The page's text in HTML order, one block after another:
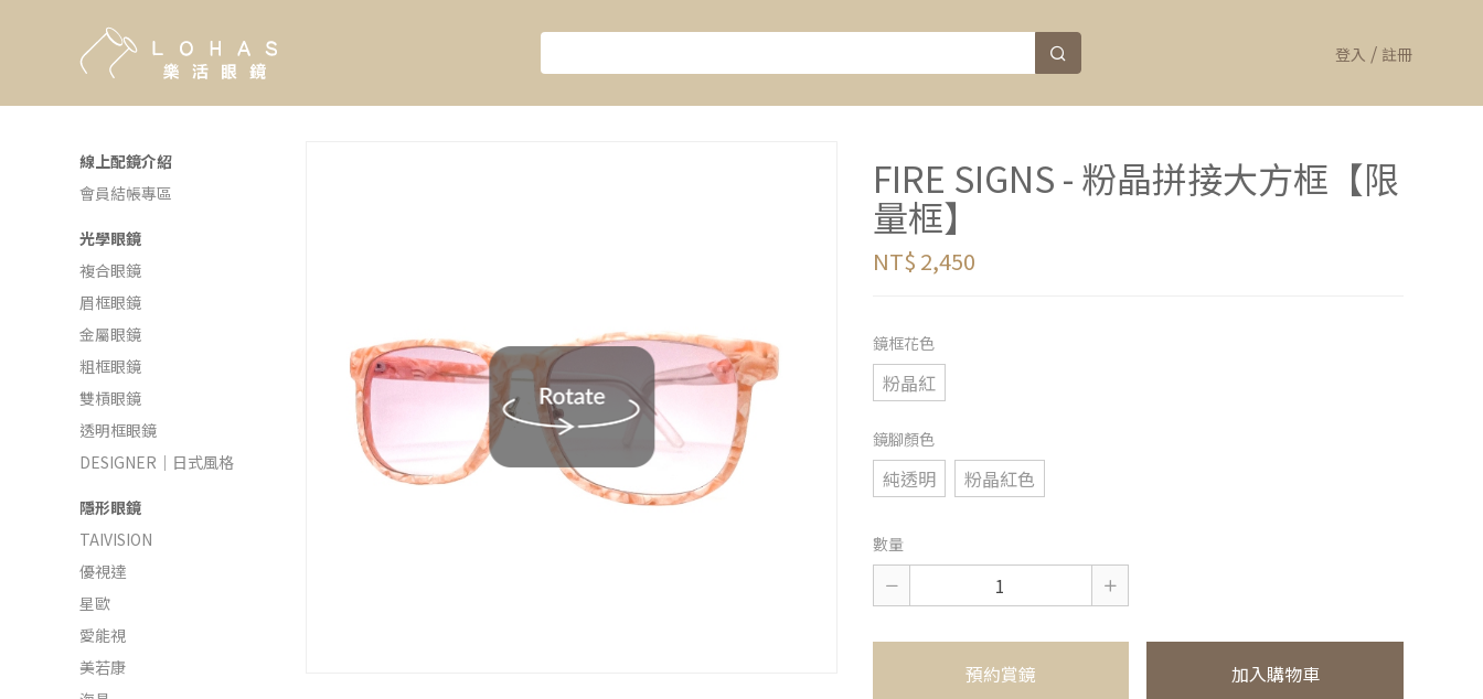
登入 / 註冊
線上配鏡介紹
會員結帳專區
光學眼鏡
複合眼鏡
眉框眼鏡
金屬眼鏡
粗框眼鏡
雙槓眼鏡
透明框眼鏡
DESIGNER｜日式風格
隱形眼鏡
TAIVISION
優視達
星歐
愛能視
美若康
FIRE SIGNS - 粉晶拼接大方框【限
量框】
NT$ 2,450
鏡框花色
粉晶紅
鏡腳顏色
純透明 粉晶紅色
數量
預約賞鏡 加入購物車